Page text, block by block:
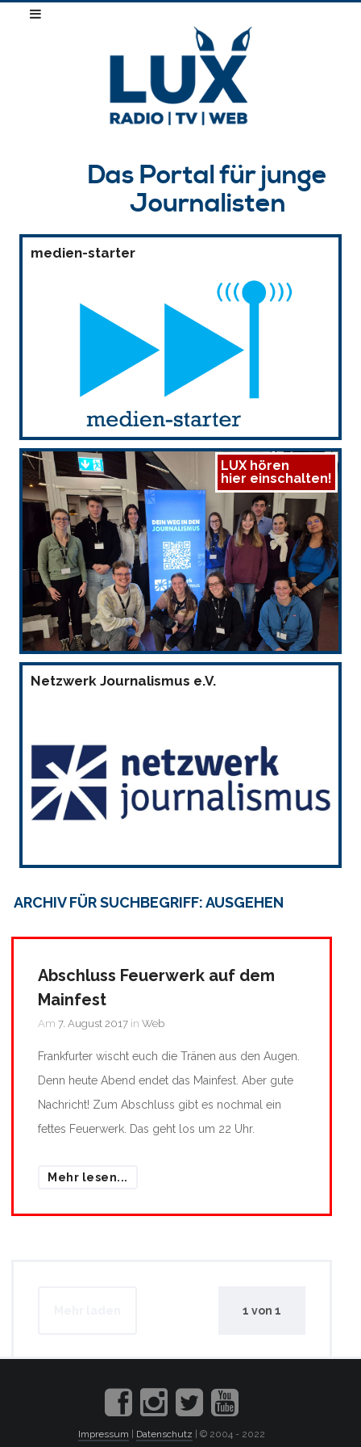
Das Portal für junge
Journalisten
medien-starter
LUX hören
hier einschalten!
Netzwerk Journalismus e.V.
ARCHIV FÜR SUCHBEGRIFF: AUSGEHEN
Abschluss Feuerwerk auf dem
Mainfest
Am 7. August 2017 in Web
Frankfurter wischt euch die Tränen aus den Augen.
Denn heute Abend endet das Mainfest. Aber gute
Nachricht! Zum Abschluss gibt es nochmal ein
fettes Feuerwerk. Das geht los um 22 Uhr.
Mehr lesen...
1 von 1
Impressum Datenschutz | © 2004 - 2022